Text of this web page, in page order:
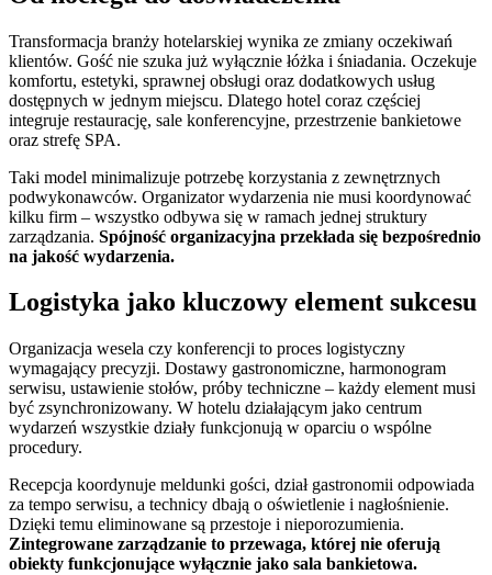
Transformacja branży hotelarskiej wynika ze zmiany oczekiwań
klientów. Gość nie szuka już wyłącznie łóżka i śniadania. Oczekuje
komfortu, estetyki, sprawnej obsługi oraz dodatkowych usług
dostępnych w jednym miejscu. Dlatego hotel coraz częściej
integruje restaurację, sale konferencyjne, przestrzenie bankietowe
oraz strefę SPA.
Taki model minimalizuje potrzebę korzystania z zewnętrznych
podwykonawców. Organizator wydarzenia nie musi koordynować
kilku firm – wszystko odbywa się w ramach jednej struktury
zarządzania. Spójność organizacyjna przekłada się bezpośrednio
na jakość wydarzenia.
Logistyka jako kluczowy element sukcesu
Organizacja wesela czy konferencji to proces logistyczny
wymagający precyzji. Dostawy gastronomiczne, harmonogram
serwisu, ustawienie stołów, próby techniczne – każdy element musi
być zsynchronizowany. W hotelu działającym jako centrum
wydarzeń wszystkie działy funkcjonują w oparciu o wspólne
procedury.
Recepcja koordynuje meldunki gości, dział gastronomii odpowiada
za tempo serwisu, a technicy dbają o oświetlenie i nagłośnienie.
Dzięki temu eliminowane są przestoje i nieporozumienia.
Zintegrowane zarządzanie to przewaga, której nie oferują
obiekty funkcjonujące wyłącznie jako sala bankietowa.